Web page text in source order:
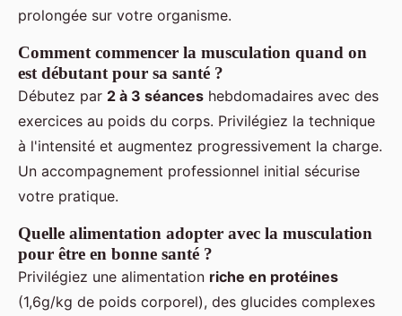
prolongée sur votre organisme.
Comment commencer la musculation quand on
est débutant pour sa santé ?
Débutez par 2 à 3 séances hebdomadaires avec des
exercices au poids du corps. Privilégiez la technique
à l'intensité et augmentez progressivement la charge.
Un accompagnement professionnel initial sécurise
votre pratique.
Quelle alimentation adopter avec la musculation
pour être en bonne santé ?
Privilégiez une alimentation riche en protéines
(1,6g/kg de poids corporel), des glucides complexes